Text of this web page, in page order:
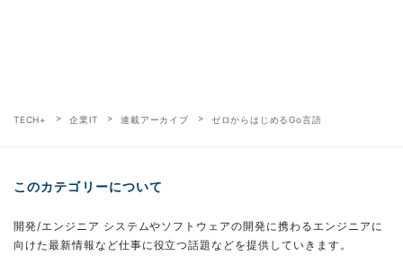
TECH+ 企業IT 連載アーカイブ ゼロからはじめるGo言語
このカテゴリーについて
開発/エンジニア システムやソフトウェアの開発に携わるエンジニアに
向けた最新情報など仕事に役立つ話題などを提供していきます。